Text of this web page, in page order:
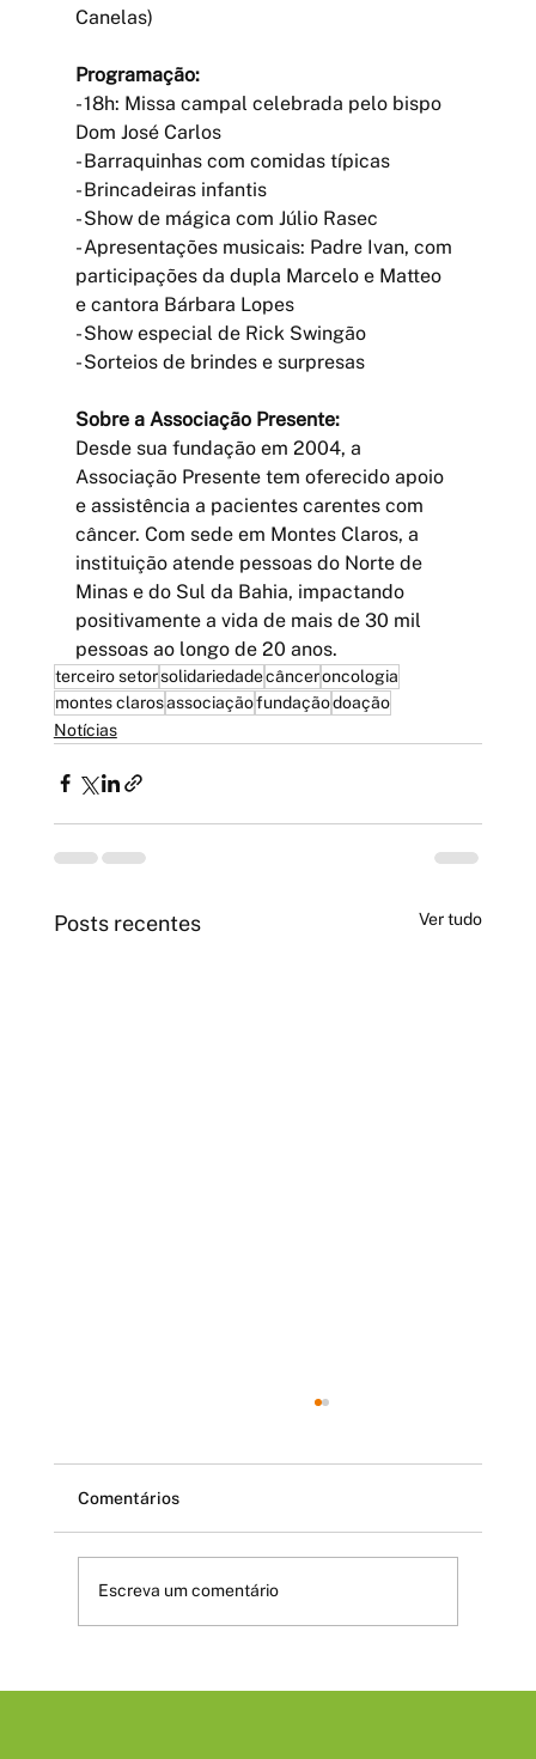
Canelas)
Programação:
- 18h: Missa campal celebrada pelo bispo
Dom José Carlos
- Barraquinhas com comidas típicas
- Brincadeiras infantis
- Show de mágica com Júlio Rasec
- Apresentações musicais: Padre Ivan, com
participações da dupla Marcelo e Matteo
e cantora Bárbara Lopes
- Show especial de Rick Swingão
- Sorteios de brindes e surpresas
Sobre a Associação Presente:
Desde sua fundação em 2004, a
Associação Presente tem oferecido apoio
e assistência a pacientes carentes com
câncer. Com sede em Montes Claros, a
instituição atende pessoas do Norte de
Minas e do Sul da Bahia, impactando
positivamente a vida de mais de 30 mil
pessoas ao longo de 20 anos.
terceiro setorsolidariedadecânceroncologia
montes clarosassociaçãofundaçãodoação
Notícias
Posts recentes Ver tudo
Comentários
Escreva um comentário